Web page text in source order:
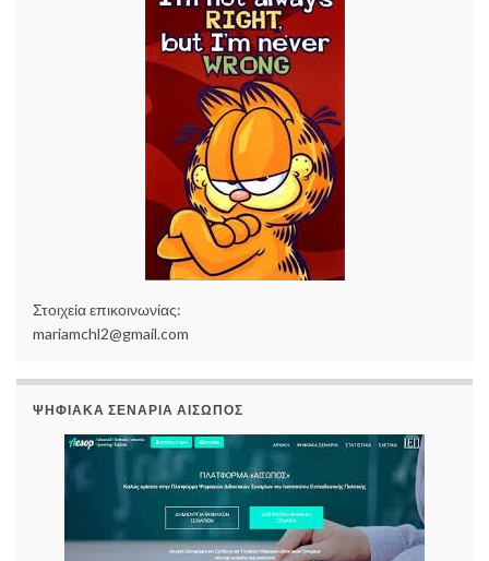
Στοιχεία επικοινωνίας:
mariamchl2@gmail.com
ΨΗΦΙΑΚΆ ΣΕΝΆΡΙΑ ΑΊΣΩΠΟΣ